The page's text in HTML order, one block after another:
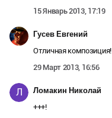
15 Январь 2013, 17:19
Гусев Евгений
Отличная композиция!
29 Март 2013, 16:56
Л Ломакин Николай
+++!